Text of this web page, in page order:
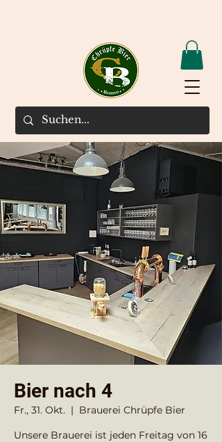
Bier nach 4
Fr., 31. Okt.
  |
Brauerei Chrüpfe Bier
Unsere Brauerei ist jeden Freitag von 16